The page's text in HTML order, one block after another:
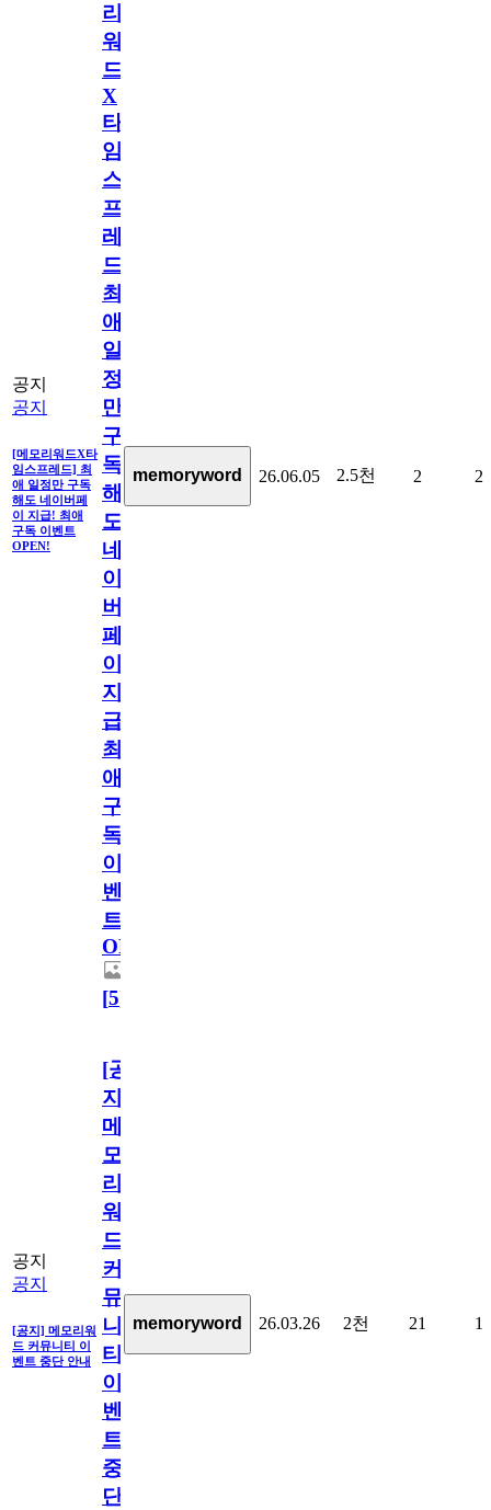
공지
공지
[메모리워드X타
임스프레드] 최
애 일정만 구독
해도 네이버페
이 지급! 최애
구독 이벤트
OPEN!
리
워
드
X
타
임
스
프
레
드]
최
애
일
정
만
구
독
해
도
네
이
버
페
이
지
급!
최
애
구
독
이
벤
트
OPEN!
[5]
memoryword 26.06.05 2.5천 2 2
공지
공지
[공지] 메모리워
드 커뮤니티 이
벤트 중단 안내
[공
지]
메
모
리
워
드
커
뮤
니
티
이
벤
트
중
단
memoryword 26.03.26 2천 21 1